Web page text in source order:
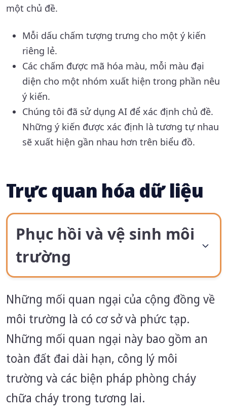
một chủ đề.
Mỗi dấu chấm tượng trưng cho một ý kiến
riêng lẻ.
Các chấm được mã hóa màu, mỗi màu đại
diện cho một nhóm xuất hiện trong phần nêu
ý kiến.
Chúng tôi đã sử dụng AI để xác định chủ đề.
Những ý kiến được xác định là tương tự nhau
sẽ xuất hiện gần nhau hơn trên biểu đồ.
Trực quan hóa dữ liệu
Phục hồi và vệ sinh môi
trường
Những mối quan ngại của cộng đồng về
môi trường là có cơ sở và phức tạp.
Những mối quan ngại này bao gồm an
toàn đất đai dài hạn, công lý môi
trường và các biện pháp phòng cháy
chữa cháy trong tương lai.